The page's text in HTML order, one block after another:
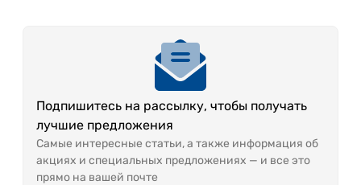
Подпишитесь на рассылку, чтобы получать
лучшие предложения
Самые интересные статьи, а также информация об
акциях и специальных предложениях — и все это
прямо на вашей почте